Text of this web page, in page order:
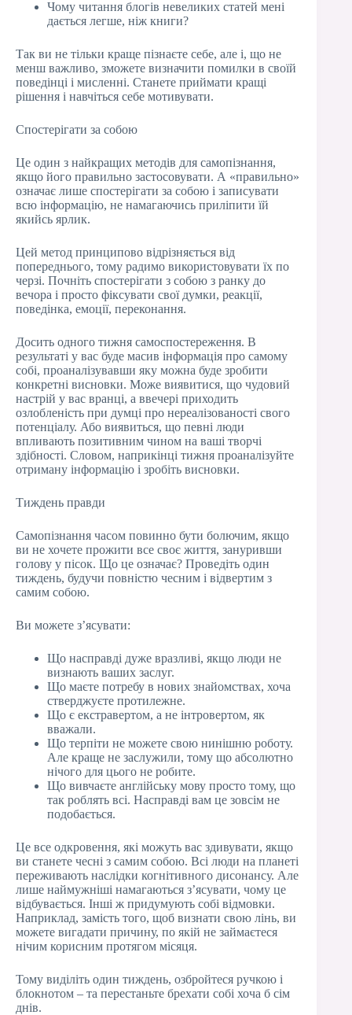
Чому читання блогів невеликих статей мені
дається легше, ніж книги?
Так ви не тільки краще пізнаєте себе, але і, що не
менш важливо, зможете визначити помилки в своїй
поведінці і мисленні. Станете приймати кращі
рішення і навчіться себе мотивувати.
Спостерігати за собою
Це один з найкращих методів для самопізнання,
якщо його правильно застосовувати. А «правильно»
означає лише спостерігати за собою і записувати
всю інформацію, не намагаючись приліпити їй
якийсь ярлик.
Цей метод принципово відрізняється від
попереднього, тому радимо використовувати їх по
черзі. Почніть спостерігати з собою з ранку до
вечора і просто фіксувати свої думки, реакції,
поведінка, емоції, переконання.
Досить одного тижня самоспостереження. В
результаті у вас буде масив інформація про самому
собі, проаналізувавши яку можна буде зробити
конкретні висновки. Може виявитися, що чудовий
настрій у вас вранці, а ввечері приходить
озлобленість при думці про нереалізованості свого
потенціалу. Або виявиться, що певні люди
впливають позитивним чином на ваші творчі
здібності. Словом, наприкінці тижня проаналізуйте
отриману інформацію і зробіть висновки.
Тиждень правди
Самопізнання часом повинно бути болючим, якщо
ви не хочете прожити все своє життя, зануривши
голову у пісок. Що це означає? Проведіть один
тиждень, будучи повністю чесним і відвертим з
самим собою.
Ви можете з’ясувати:
Що насправді дуже вразливі, якщо люди не
визнають ваших заслуг.
Що маєте потребу в нових знайомствах, хоча
стверджуєте протилежне.
Що є екстравертом, а не інтровертом, як
вважали.
Що терпіти не можете свою нинішню роботу.
Але краще не заслужили, тому що абсолютно
нічого для цього не робите.
Що вивчаєте англійську мову просто тому, що
так роблять всі. Насправді вам це зовсім не
подобається.
Це все одкровення, які можуть вас здивувати, якщо
ви станете чесні з самим собою. Всі люди на планеті
переживають наслідки когнітивного дисонансу. Але
лише наймужніші намагаються з’ясувати, чому це
відбувається. Інші ж придумують собі відмовки.
Наприклад, замість того, щоб визнати свою лінь, ви
можете вигадати причину, по якій не займаєтеся
нічим корисним протягом місяця.
Тому виділіть один тиждень, озбройтеся ручкою і
блокнотом – та перестаньте брехати собі хоча б сім
днів.